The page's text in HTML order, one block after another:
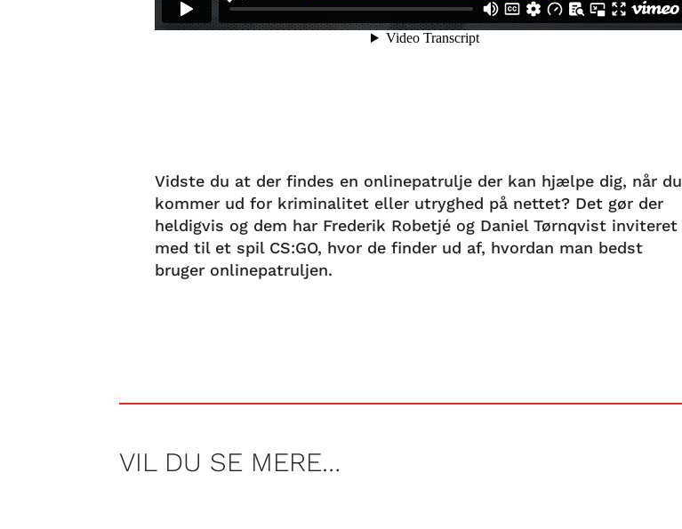
Vidste du at der findes en onlinepatrulje der kan hjælpe dig, når du
kommer ud for kriminalitet eller utryghed på nettet? Det gør der
heldigvis og dem har Frederik Robetjé og Daniel Tørnqvist inviteret
med til et spil CS:GO, hvor de finder ud af, hvordan man bedst
bruger onlinepatruljen.
VIL DU SE MERE…